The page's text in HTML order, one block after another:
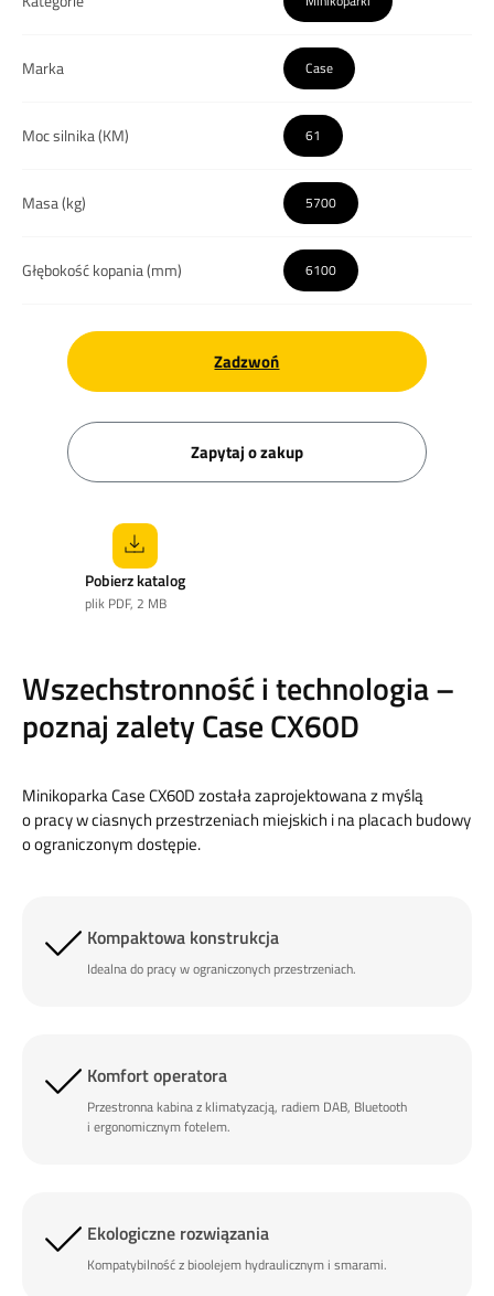
Marka Case
Moc silnika (KM) 61
Masa (kg) 5700
Głębokość kopania (mm) 6100
Zadzwoń
Zapytaj o zakup
Pobierz katalog
plik PDF, 2 MB
Wszechstronność i technologia –
poznaj zalety Case CX60D
Minikoparka Case CX60D została zaprojektowana z myślą
o pracy w ciasnych przestrzeniach miejskich i na placach budowy
o ograniczonym dostępie.
Kompaktowa konstrukcja
Idealna do pracy w ograniczonych przestrzeniach.
Komfort operatora
Przestronna kabina z klimatyzacją, radiem DAB, Bluetooth
i ergonomicznym fotelem.
Ekologiczne rozwiązania
Kompatybilność z bioolejem hydraulicznym i smarami.